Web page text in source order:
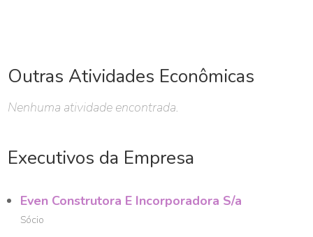
Outras Atividades Econômicas
Nenhuma atividade encontrada.
Executivos da Empresa
Even Construtora E Incorporadora S/a
Sócio